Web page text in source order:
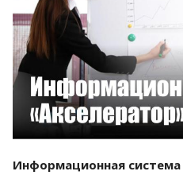
Смотреть
Информационная